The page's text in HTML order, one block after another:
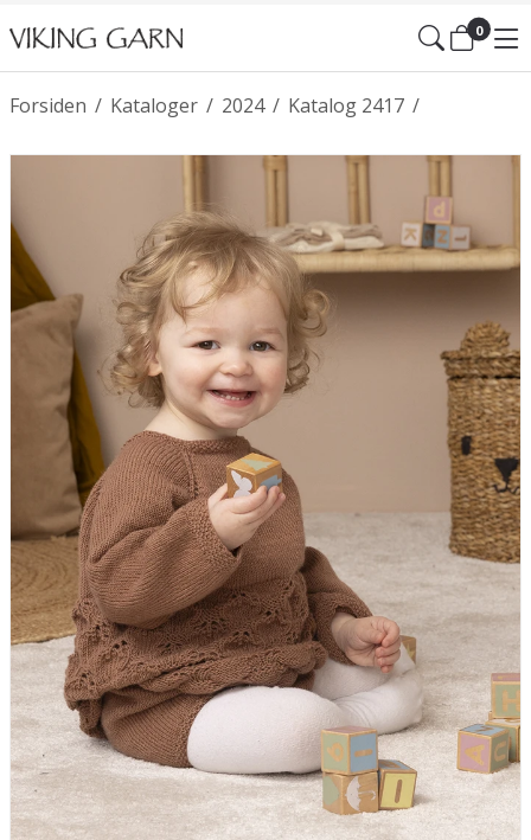
0
/
Forsiden /
Kataloger /
2024 /
Katalog 2417